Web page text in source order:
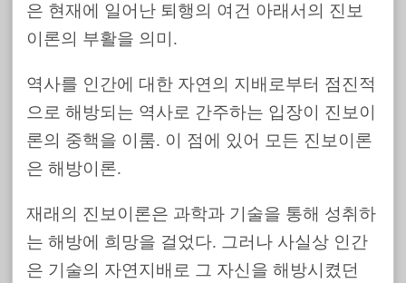
은 현재에 일어난 퇴행의 여건 아래서의 진보
이론의 부활을 의미.
역사를 인간에 대한 자연의 지배로부터 점진적
으로 해방되는 역사로 간주하는 입장이 진보이
론의 중핵을 이룸. 이 점에 있어 모든 진보이론
은 해방이론.
재래의 진보이론은 과학과 기술을 통해 성취하
는 해방에 희망을 걸었다. 그러나 사실상 인간
은 기술의 자연지배로 그 자신을 해방시켰던